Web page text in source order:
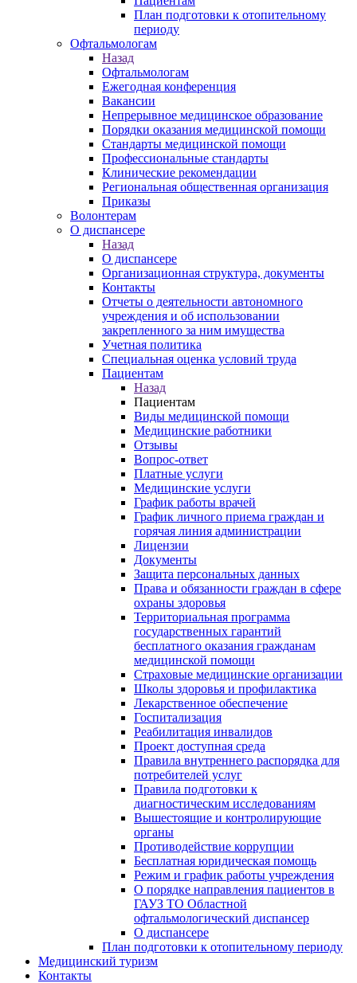
План подготовки к отопительному
периоду
Офтальмологам
Назад
Офтальмологам
Ежегодная конференция
Вакансии
Непрерывное медицинское образование
Порядки оказания медицинской помощи
Стандарты медицинской помощи
Профессиональные стандарты
Клинические рекомендации
Региональная общественная организация
Приказы
Волонтерам
О диспансере
Назад
О диспансере
Организационная структура, документы
Контакты
Отчеты о деятельности автономного
учреждения и об использовании
закрепленного за ним имущества
Учетная политика
Специальная оценка условий труда
Пациентам
Назад
Пациентам
Виды медицинской помощи
Медицинские работники
Отзывы
Вопрос-ответ
Платные услуги
Медицинские услуги
График работы врачей
График личного приема граждан и
горячая линия администрации
Лицензии
Документы
Защита персональных данных
Права и обязанности граждан в сфере
охраны здоровья
Территориальная программа
государственных гарантий
бесплатного оказания гражданам
медицинской помощи
Страховые медицинские организации
Школы здоровья и профилактика
Лекарственное обеспечение
Госпитализация
Реабилитация инвалидов
Проект доступная среда
Правила внутреннего распорядка для
потребителей услуг
Правила подготовки к
диагностическим исследованиям
Вышестоящие и контролирующие
органы
Противодействие коррупции
Бесплатная юридическая помощь
Режим и график работы учреждения
О порядке направления пациентов в
ГАУЗ ТО Областной
офтальмологический диспансер
О диспансере
План подготовки к отопительному периоду
Медицинский туризм
Контакты